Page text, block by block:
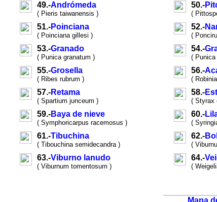
49.-Andrómeda
( Pieris taiwanensis )
50.-
(
51.-Poinciana
( Poinciana gillesi )
52.-
(
53.-Granado
( Punica granatum )
54.-
( Punica
55.-Grosella
( Ribes rubrum )
56.-
(
57.-Retama
( Spartium junceum )
58.-
( Styrax
59.-Baya de nieve
( Symphoricarpus racemosus )
60.-
(
61.-Tibuchina
( Tibouchina semidecandra )
62.-
(
63.-Viburno lanudo
( Viburnum tomentosum )
64.-
(
Mapa